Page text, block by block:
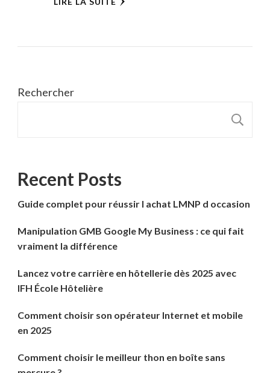
Rechercher
Recent Posts
Guide complet pour réussir l achat LMNP d occasion
Manipulation GMB Google My Business : ce qui fait
vraiment la différence
Lancez votre carrière en hôtellerie dès 2025 avec
IFH École Hôtelière
Comment choisir son opérateur Internet et mobile
en 2025
Comment choisir le meilleur thon en boîte sans